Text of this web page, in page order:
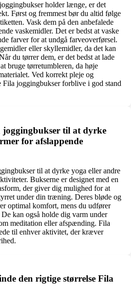
holder længe, er det
Først og fremmest bør du altid følge
Vask dem på den anbefalede
vaskemidler. Det er bedst at vaske
farver for at undgå farveoverførsel.
eller skyllemidler, da det kan
du tørrer dem, er det bedst at lade
bruge tørretumbleren, da høje
Ved korrekt pleje og
Fila joggingbukser forblive i god stand
til at dyrke
for afslappende
til at dyrke yoga eller andre
Bukserne er designet med en
der giver dig mulighed for at
under din træning. Deres bløde og
optimal komfort, mens du udfører
kan også holde dig varm under
meditation eller afspænding. Fila
til enhver aktivitet, der kræver
den rigtige størrelse Fila